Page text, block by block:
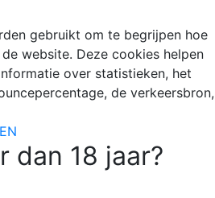
gebruikt om te begrijpen hoe
website. Deze cookies helpen
over statistieken, het
de verkeersbron,
dan 18 jaar?